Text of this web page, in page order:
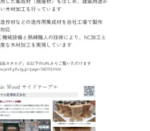
用途などから選
ぶ
加工